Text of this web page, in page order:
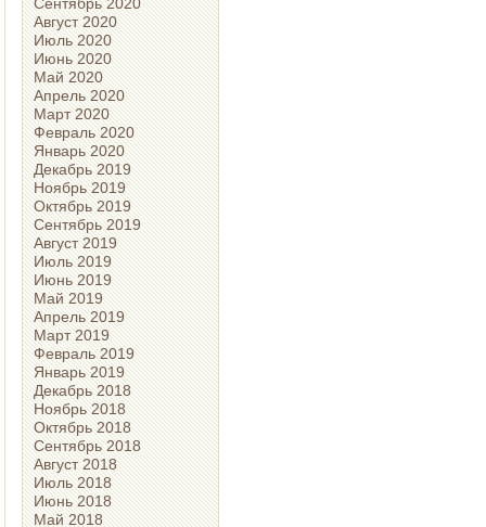
Август 2020
Июль 2020
Июнь 2020
Май 2020
Апрель 2020
Март 2020
Февраль 2020
Январь 2020
Декабрь 2019
Ноябрь 2019
Октябрь 2019
Сентябрь 2019
Август 2019
Июль 2019
Июнь 2019
Май 2019
Апрель 2019
Март 2019
Февраль 2019
Январь 2019
Декабрь 2018
Ноябрь 2018
Октябрь 2018
Сентябрь 2018
Август 2018
Июль 2018
Июнь 2018
Май 2018